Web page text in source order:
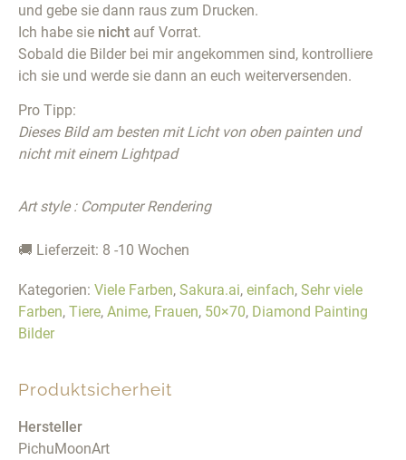
und gebe sie dann raus zum Drucken.
Ich habe sie nicht auf Vorrat.
Sobald die Bilder bei mir angekommen sind, kontrolliere
ich sie und werde sie dann an euch weiterversenden.
Pro Tipp:
Dieses Bild am besten mit Licht von oben painten und
nicht mit einem Lightpad
Art style : Computer Rendering
🚚 Lieferzeit: 8 -10 Wochen
Kategorien: Viele Farben, Sakura.ai, einfach, Sehr viele
Farben, Tiere, Anime, Frauen, 50×70, Diamond Painting
Bilder
Produktsicherheit
Hersteller
PichuMoonArt